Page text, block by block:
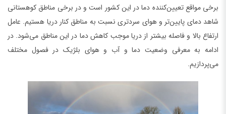
برخی مواقع تعیین‌کننده دما در این کشور است و در برخی مناطق کوهستانی
شاهد دمای پایین‌تر و هوای سرد‌تری نسبت به مناطق کنار دریا هستیم. عامل
ارتفاع بالا و فاصله بیشتر از دریا موجب کاهش دما در این مناطق می‌شود. در
ادامه به معرفی وضعیت دما و آب و هوای بلژیک در فصول مختلف
می‌پردازیم.